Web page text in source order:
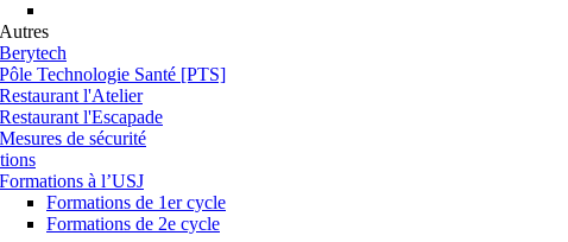
Autres
Berytech
Pôle Technologie Santé [PTS]
Restaurant l'Atelier
Restaurant l'Escapade
Mesures de sécurité
Formations à l’USJ
Formations de 1er cycle
Formations de 2e cycle